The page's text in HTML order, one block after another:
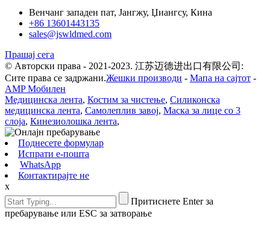
Венчанг западен пат, Јангжу, Џиангсу, Кина
+86 13601443135
sales@jswldmed.com
Прашај сега
© Авторски права - 2021-2023. 江苏迈德进出口有限公司:
Сите права се задржани.Жешки производи - Мапа на сајтот -
AMP Мобилен
Медицинска лента, Костим за чистење, Силиконска
медицинска лента, Самолеплив завој, Маска за лице со 3
слоја, Кинезиолошка лента,
Поднесете формулар
Испрати е-пошта
WhatsApp
Контактирајте не
x
Притиснете Enter за
пребарување или ESC за затворање